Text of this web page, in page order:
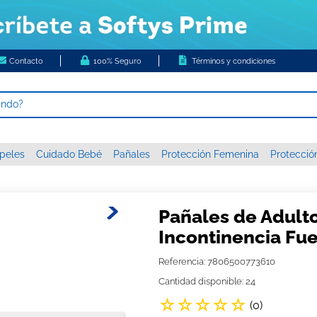
Contacto 100% Seguro Términos y condiciones
Cuidado Bebé Pañales Protección Femenina
Pañales de
Incontinencia
Referencia: 7806500773610
Cantidad disponible: 24
☆☆☆☆☆ (0)
diario ladysoft respirable tela suave